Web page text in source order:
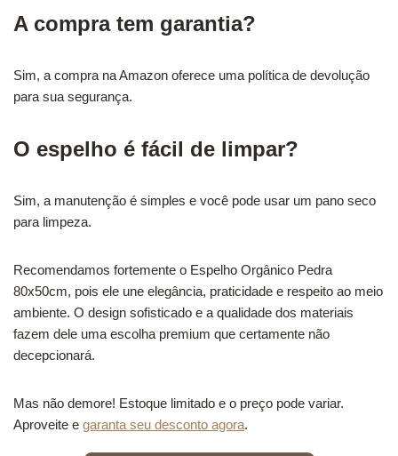
A compra tem garantia?
Sim, a compra na Amazon oferece uma política de devolução
para sua segurança.
O espelho é fácil de limpar?
Sim, a manutenção é simples e você pode usar um pano seco
para limpeza.
Recomendamos fortemente o Espelho Orgânico Pedra
80x50cm, pois ele une elegância, praticidade e respeito ao meio
ambiente. O design sofisticado e a qualidade dos materiais
fazem dele uma escolha premium que certamente não
decepcionará.
Mas não demore! Estoque limitado e o preço pode variar.
Aproveite e garanta seu desconto agora.